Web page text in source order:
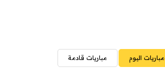
مباريات اليوم مباريات قادمة